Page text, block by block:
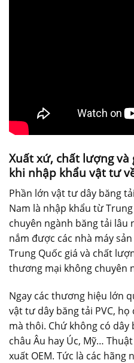
Xuất xứ, chất lượng và
khi nhập khẩu vật tư
Phần lớn vật tư dây băng
Nam là nhập khẩu từ
chuyên ngành băng tải lâu
nắm được các nhà máy
Trung Quốc giá và chất
thương mại không chuyên
Ngay các thương hiệu lớn
vật tư dây băng tải PVC,
mà thôi. Chứ không có dây
châu Âu hay Úc, Mỹ…
xuất OEM. Tức là các hãng